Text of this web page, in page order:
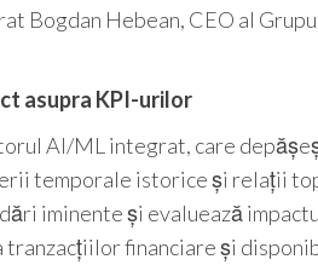
Bogdan Hebean, CEO al
asupra KPI-urilor
AI/ML integrat, care
temporale istorice și relații
iminente și evaluează
tranzacțiilor financiare și